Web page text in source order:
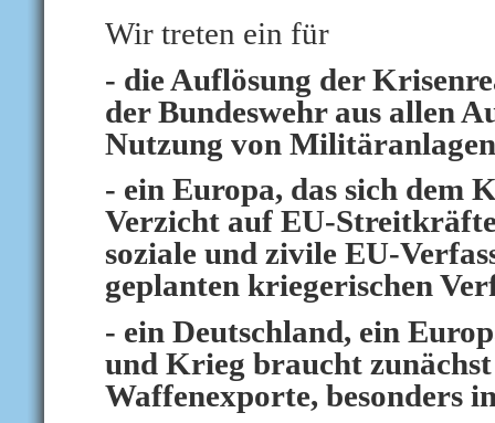
Wir treten ein für
- die Auflösung der
der Bundeswehr aus allen
Nutzung von
- ein Europa, das sich dem
Verzicht auf EU-
soziale und zivile EU-
geplanten kriegerischen
- ein Deutschland, ein
und Krieg braucht
Waffenexporte, besonders